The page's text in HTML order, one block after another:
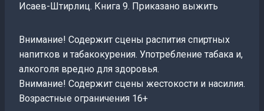
Исаев-Штирлиц. Книга 9. Приказано выжить
Внимание! Содержит сцены распития спиртных
напитков и табакокурения. Употребление табака и,
алкоголя вредно для здоровья.
Внимание! Содержит сцены жестокости и насилия.
Возрастные ограничения 16+